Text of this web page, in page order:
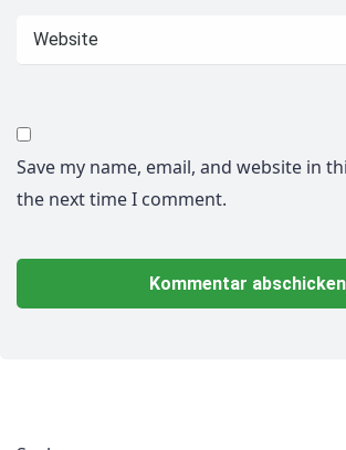
Save my name, email, and website in
the next time I comment.